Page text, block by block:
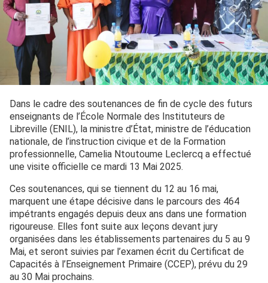
Dans le cadre des soutenances de fin de cycle des futurs
enseignants de l’École Normale des Instituteurs de
Libreville (ENIL), la ministre d’État, ministre de l’éducation
nationale, de l’instruction civique et de la Formation
professionnelle, Camelia Ntoutoume Leclercq a effectué
une visite officielle ce mardi 13 Mai 2025.
Ces soutenances, qui se tiennent du 12 au 16 mai,
marquent une étape décisive dans le parcours des 464
impétrants engagés depuis deux ans dans une formation
rigoureuse. Elles font suite aux leçons devant jury
organisées dans les établissements partenaires du 5 au 9
Mai, et seront suivies par l’examen écrit du Certificat de
Capacités à l’Enseignement Primaire (CCEP), prévu du 29
au 30 Mai prochains.